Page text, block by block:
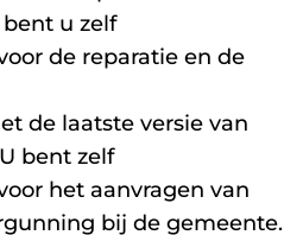
u zelf
de reparatie en de
de laatste versie van
bent zelf
het aanvragen van
bij de gemeente.